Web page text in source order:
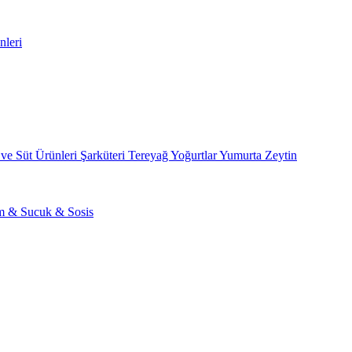
Süt Ürünleri Şarküteri TereyağYoğurtlarYumurta Zeytin
& Sucuk & Sosis